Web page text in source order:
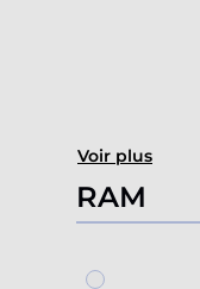
Voir plus
RAM